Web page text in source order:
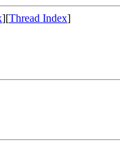
][Thread Index]